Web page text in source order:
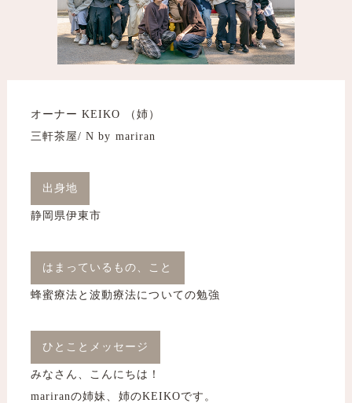
オーナー KEIKO （姉）
三軒茶屋/ N by mariran
出身地
静岡県伊東市
はまっているもの、こと
蜂蜜療法と波動療法についての勉強
ひとことメッセージ
みなさん、こんにちは！
mariranの姉妹、姉のKEIKOです。